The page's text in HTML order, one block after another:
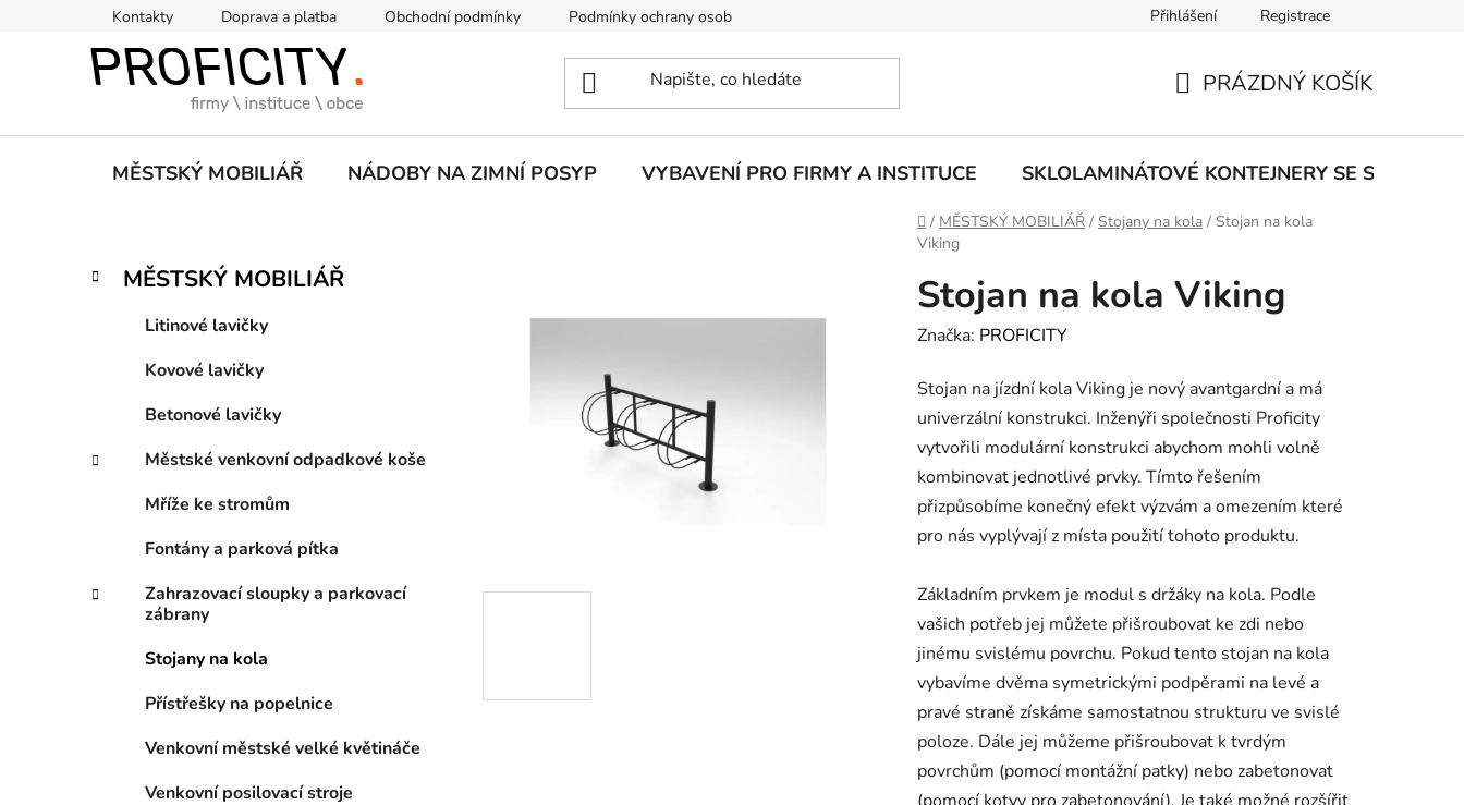
Kontakty Doprava a platba Obchodní podmínky Podmínky ochrany osobních údajů Přihlášení Registrace
KOŠÍK
PRÁZDNÝ KOŠÍK
MĚSTSKÝ MOBILIÁŘ NÁDOBY NA ZIMNÍ POSYP VYBAVENÍ PRO FIRMY A INSTITUCE SKLOLAMINÁTOVÉ KONTEJNERY SE SPODNÍM
Domů
/ MĚSTSKÝ MOBILIÁŘ / Stojany na kola / Stojan na kola
Viking
P
n
e
Přeskočit
kategorie
K
a
e
MĚSTSKÝ MOBILIÁŘ
Litinové lavičky
Kovové lavičky
Betonové lavičky
Městské venkovní odpadkové koše
Mříže ke stromům
Fontány a parková pítka
Zahrazovací sloupky a parkovací
zábrany
Stojany na kola
Přístřešky na popelnice
Venkovní městské velké květináče
Venkovní posilovací stroje
Stojan na kola Viking
Značka: PROFICITY
Stojan na jízdní kola Viking je nový avantgardní a má
univerzální konstrukci. Inženýři společnosti Proficity
vytvořili modulární konstrukci abychom mohli volně
kombinovat jednotlivé prvky. Tímto řešením
přizpůsobíme konečný efekt výzvám a omezením které
pro nás vyplývají z místa použití tohoto produktu.
Základním prvkem je modul s držáky na kola. Podle
vašich potřeb jej můžete přišroubovat ke zdi nebo
jinému svislému povrchu. Pokud tento stojan na kola
vybavíme dvěma symetrickými podpěrami na levé a
pravé straně získáme samostatnou strukturu ve svislé
poloze. Dále jej můžeme přišroubovat k tvrdým
povrchům (pomocí montážní patky) nebo zabetonovat